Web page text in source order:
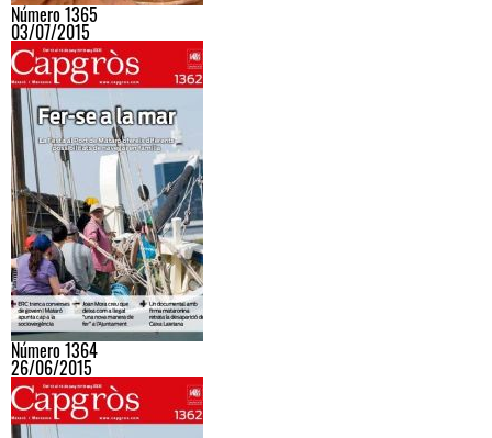
Número 1365
03/07/2015
Número 1364
26/06/2015